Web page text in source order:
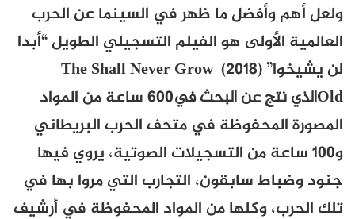
ولعل أهم وأفضل ما ظهر في السينما عن الحرب
العالمية الأولى هو الفيلم التسجيلي الطويل “أبدا
لن يشيخوا” (2018)
The Shall Never Grow
Oldالذي نتج عن البحث في
600 ساعة من المواد
المصورة المحفوظة في متحف الحرب البريطاني
و100 ساعة من التسجيلات الصوتية، يروي فيها
جنود وضباط سابقون، التجارب التي مروا بها في
تلك الحرب، وكلها من المواد المحفوظة في أرشيف